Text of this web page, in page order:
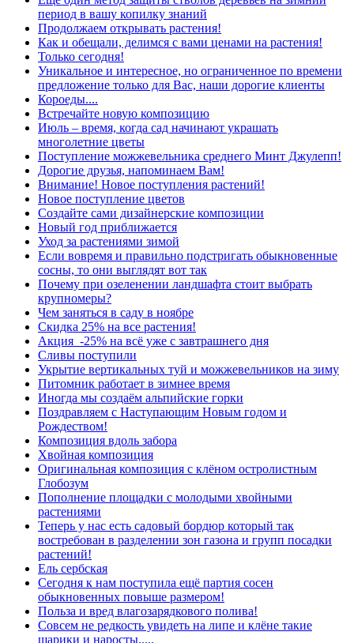
период в вашу копилку знаний
Продолжаем открывать растения!
Как и обещали, делимся с вами ценами на растения!
Только сегодня!
Уникальное и интересное, но ограниченное по времени
предложение только для Вас, наши дорогие клиенты
Короеды....
Встречайте новую композицию
Июль – время, когда сад начинают украшать
многолетние цветы
Поступление можжевельника среднего Минт Джулепп!
Дорогие друзья, напоминаем Вам!
Внимание! Новое поступления растений!
Новое поступление цветов
Создайте сами дизайнерские композиции
Новый год приближается
Уход за растениями зимой
Если вовремя и правильно подстригать обыкновенные
сосны, то они выглядят вот так
Почему при озеленении ландшафта стоит выбрать
крупномеры?
Чем заняться в саду в ноябре
Скидка 25% на все растения!
Акция -25% на всё уже с завтрашнего дня
Сливы поступили
Укрытие вертикальных туй и можжевельников на зиму
Питомник работает в зимнее время
Иногда мы создаём альпийские горки
Поздравляем с Наступающим Новым годом и
Рождеством!
Композиция вдоль забора
Хвойная композиция
Оригинальная композиция с клёном остролистным
Глобозум
Пополнение площадки с молодыми хвойными
растениями
Теперь у нас есть садовый бордюр который так
востребован в разделении зон газона и групп посадки
растений!
Ель сербская
Сегодня к нам поступила ещё партия сосен
обыкновенных повыше размером!
Польза и вред влагозарядкового полива!
Совсем не редкость увидеть на липе и клёне такие
шарики и наросты.....